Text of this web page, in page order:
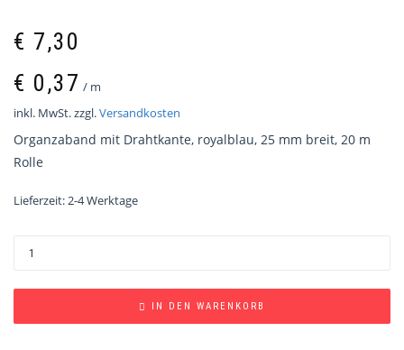
€ 7,30
€ 0,37 / m
inkl. MwSt.zzgl.Versandkosten
Organzaband mit Drahtkante, royalblau, 25 mm breit, 20 m
Rolle
Lieferzeit:2-4 Werktage
IN DEN WARENKORB